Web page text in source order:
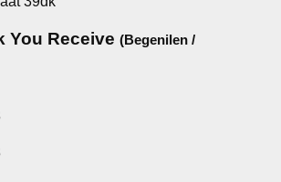
You Receive (Begenilen /